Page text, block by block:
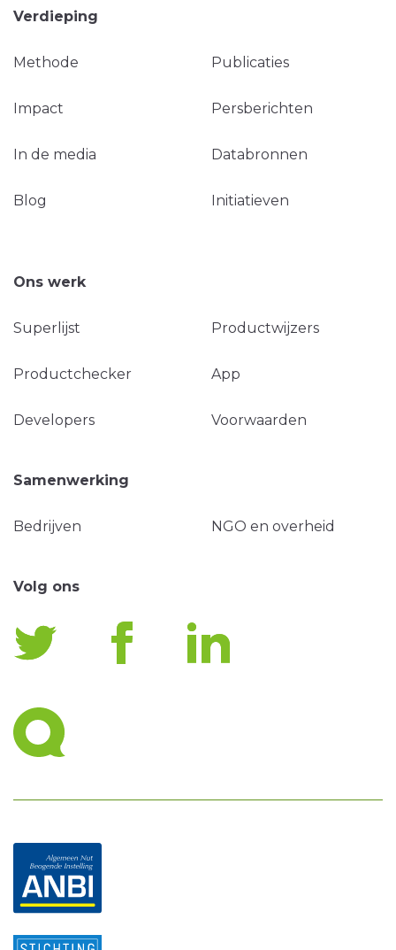
Verdieping
Methode Publicaties
Impact Persberichten
In de media Databronnen
Blog Initiatieven
Ons werk
Superlijst Productwijzers
Productchecker App
Developers Voorwaarden
Samenwerking
Bedrijven NGO en overheid
Volg ons